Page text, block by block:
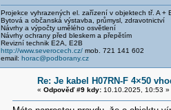
Projekce vyhrazených el. zařízení v objektech tř. A +
Bytová a občanská výstavba, průmysl, zdravotnictví
Návrhy a výpočty umělého osvětlení
Návrhy ochrany před bleskem a přepětím
Revizní technik E2A, E2B
http://www.severocech.cz/mob. 721 141 602
email: horac@podborany.cz
Re: Je kabel H07RN-F 4×50
« Odpověď #9 kdy:10.10.2025, 10:53 »